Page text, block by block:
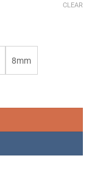
8mm
CLEAR